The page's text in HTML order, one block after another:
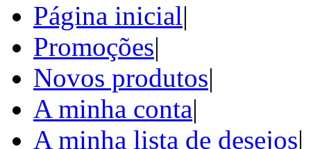
Página inicial|
Promoções|
Novos produtos|
A minha conta|
A minha lista de desejos|